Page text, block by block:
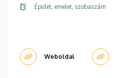
Épület, emelet, szobaszám
Weboldal